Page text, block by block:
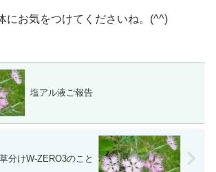
にお気をつけてくださいね。(^^)
塩アル液ご報告
分けW-ZERO3のこと